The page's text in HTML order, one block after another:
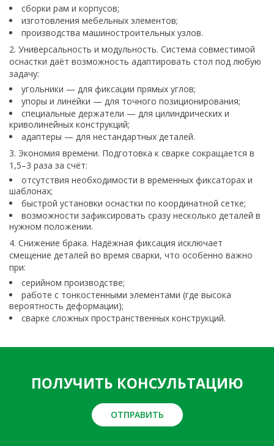
сборки рам и корпусов;
изготовления мебельных элементов;
производства машиностроительных узлов.
2. Универсальность и модульность. Система совместимой
оснастки даёт возможность адаптировать стол под любую
задачу:
угольники — для фиксации прямых углов;
упоры и линейки — для точного позиционирования;
специальные держатели — для цилиндрических и
криволинейных конструкций;
адаптеры — для нестандартных деталей.
3. Экономия времени. Подготовка к сварке сокращается в
1,5–3 раза за счёт:
отсутствия необходимости в временных фиксаторах и
шаблонах;
быстрой установки оснастки по координатной сетке;
возможности зафиксировать сразу несколько деталей в
нужном положении.
4. Снижение брака. Надёжная фиксация исключает
смещение деталей во время сварки, что особенно важно
при:
серийном производстве;
работе с тонкостенными элементами (где высока
вероятность деформации);
сварке сложных пространственных конструкций.
ПОЛУЧИТЬ КОНСУЛЬТАЦИЮ
ОТПРАВИТЬ